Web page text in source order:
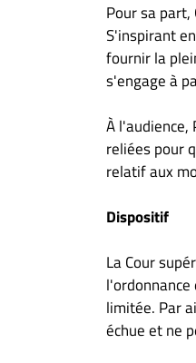
Pour sa
S'inspirant
fournir la
s'engage à
À
reliées pour
relatif aux
Dispositif
La Cour
limitée. Par
échue et ne